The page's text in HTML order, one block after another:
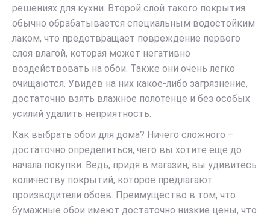
решениях для кухни. Второй слой такого покрытия
обычно обрабатывается специальным водостойким
лаком, что предотвращает повреждение первого
слоя влагой, которая может негативно
воздействовать на обои. Также они очень легко
очищаются. Увидев на них какое-либо загрязнение,
достаточно взять влажное полотенце и без особых
усилий удалить неприятность.
Как выбрать обои для дома? Ничего сложного –
достаточно определиться, чего вы хотите еще до
начала покупки. Ведь, придя в магазин, вы удивитесь
количеству покрытий, которое предлагают
производители обоев. Преимущество в том, что
бумажные обои имеют достаточно низкие цены, что